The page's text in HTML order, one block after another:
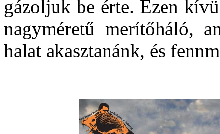
gázoljuk be érte. Ezen
nagyméretű merítőháló,
halat akasztanánk, és